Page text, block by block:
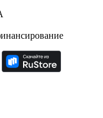
рынку для